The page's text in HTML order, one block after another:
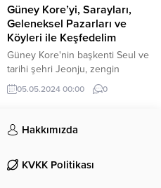
“Oynamayan ya da az oynayan
isimlere çok net...
Güney Kore’yi, Sarayları,
Geleneksel Pazarları ve
Köyleri ile Keşfedelim
Güney Kore'nin başkenti Seul ve
tarihi şehri Jeonju, zengin
kültürel mirası, teknolojik
gelişmişliği ve doğal
modern gökdelenleri, gelişmiş
teknolojisi, alışveriş merkezleri ve
ilgisini çekiyor. Ayrıca, UNESCO
05.05.2024 00:00 0
Hakkımızda
KVKK Politikası